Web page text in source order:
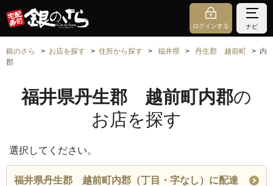
ログインする ナビ
銀のさら お店を探す 住所から探す 福井県 丹生郡 越前町
内
郡
福井県丹生郡 越前町内郡の
お店を探す
選択してください。
福井県丹生郡 越前町内郡（丁目・字なし）に配達